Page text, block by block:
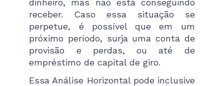
receber. Caso essa situação se
perpetue, é possível que em um
próximo período, surja uma conta de
provisão e perdas, ou até de
empréstimo de capital de giro.
Essa Análise Horizontal pode inclusive